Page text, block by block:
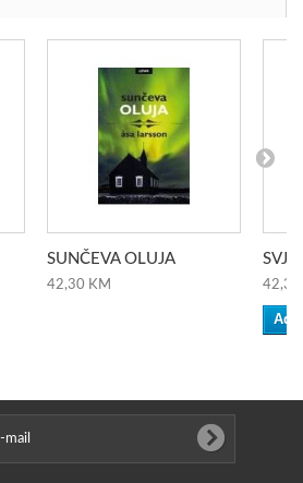
SUNČEVA OLUJA
42,30 KM 42,30